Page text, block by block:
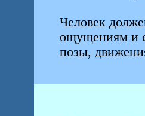
Человек
ощущениям и
позы,